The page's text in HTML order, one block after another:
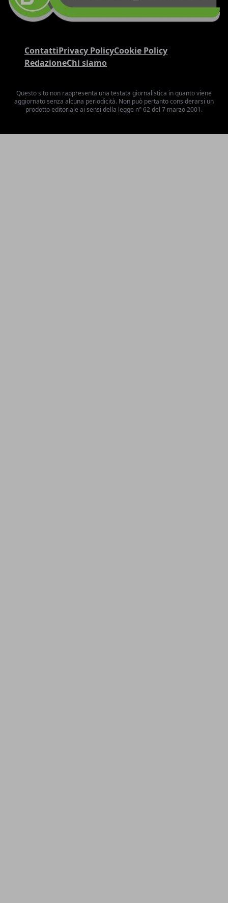
ContattiPrivacy PolicyCookie Policy
RedazioneChi siamo
Questo sito non rappresenta una testata giornalistica in quanto viene
aggiornato senza alcuna periodicità. Non può pertanto considerarsi un
prodotto editoriale ai sensi della legge n° 62 del 7 marzo 2001.